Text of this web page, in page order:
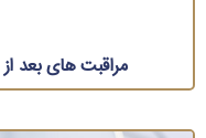
مراقبت های بعد